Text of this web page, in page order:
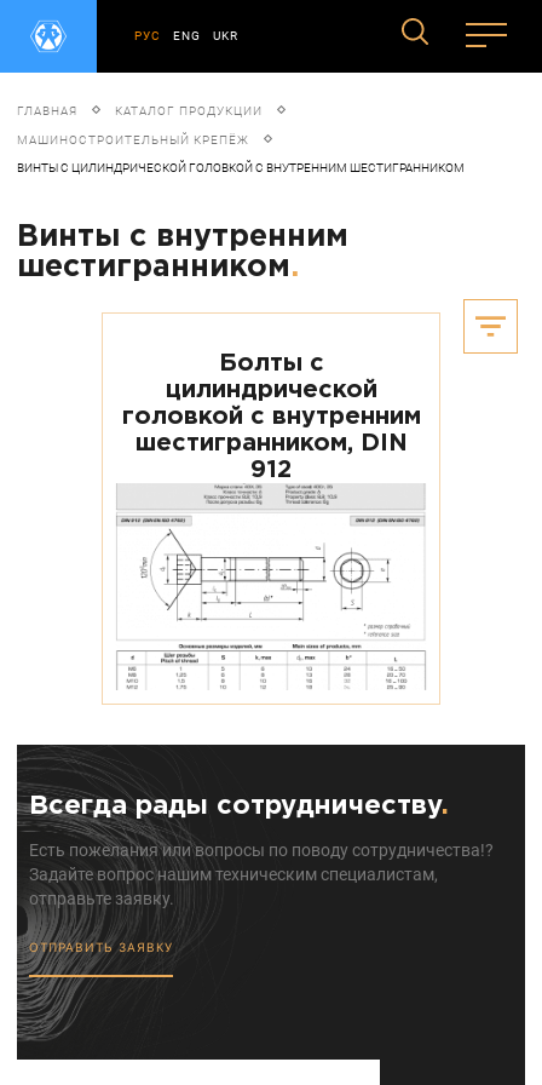
РУС ENG UKR
ГЛАВНАЯ КАТАЛОГ ПРОДУКЦИИ
МАШИНОСТРОИТЕЛЬНЫЙ КРЕПЁЖ
ВИНТЫ С ЦИЛИНДРИЧЕСКОЙ ГОЛОВКОЙ С ВНУТРЕННИМ ШЕСТИГРАННИКОМ
Винты с внутренним
шестигранником.
Болты с
цилиндрической
головкой с внутренним
шестигранником, DIN
912
Всегда рады сотрудничеству.
Есть пожелания или вопросы по поводу сотрудничества!?
Задайте вопрос нашим техническим специалистам,
отправьте заявку.
ОТПРАВИТЬ ЗАЯВКУ